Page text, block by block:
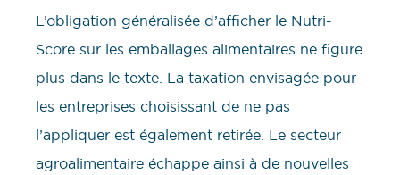
L’obligation généralisée d’afficher le Nutri-
Score sur les emballages alimentaires ne figure
plus dans le texte. La taxation envisagée pour
les entreprises choisissant de ne pas
l’appliquer est également retirée. Le secteur
agroalimentaire échappe ainsi à de nouvelles